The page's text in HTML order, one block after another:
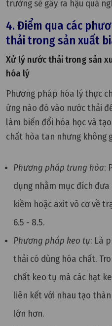
trường sẽ gây ra hậu quả
4. Điểm qua các
thải trong sản xuất
Xử lý nước thải trong sản
hóa lý
Phương pháp hóa lý thực
ứng nào đó vào nước thải
làm biến đổi hóa học và
chất hòa tan nhưng không
Phương pháp trung hòa:
dụng nhằm mục đích
kiềm hoặc axit vô cơ về
6.5 - 8.5.
Phương pháp keo tụ: Là
thải có dùng hóa chất.
chất keo tụ mà các hạt
liên kết với nhau tạo
lớn hơn.